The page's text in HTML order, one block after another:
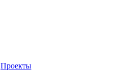
Проекты